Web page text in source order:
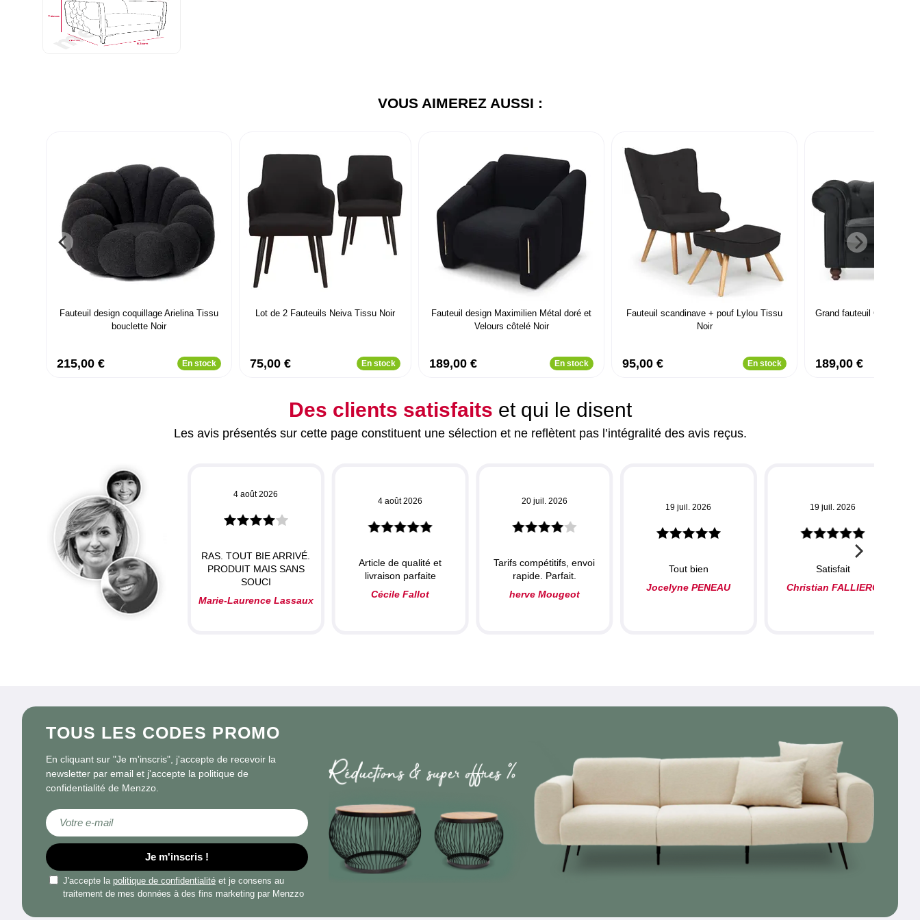
VOUS AIMEREZ AUSSI :
Fauteuil design coquillage Arielina Tissu
bouclette Noir
215,00 € En stock
Lot de 2 Fauteuils Neiva Tissu Noir
75,00 € En stock
Fauteuil design Maximilien Métal doré et
Velours côtelé Noir
189,00 € En stock
Fauteuil scandinave + pouf Lylou Tissu
Noir
95,00 € En stock
Grand fauteuil
189,00 €
Des clients satisfaits et qui le disent
Les avis présentés sur cette page constituent une sélection et ne reflètent pas l’intégralité des avis reçus.
4 août 2026
RAS. TOUT BIE ARRIVÉ.
PRODUIT MAIS SANS
SOUCI
Marie-Laurence Lassaux
4 août 2026
Article de qualité et
livraison parfaite
Cécile Fallot
20 juil. 2026
Tarifs compétitifs, envoi
rapide. Parfait.
herve Mougeot
19 juil. 2026
Tout bien
Jocelyne PENEAU
19 juil. 2026
Satisfait
Christian FALLIERO
TOUS LES CODES PROMO
En cliquant sur "Je m'inscris", j'accepte de recevoir la
newsletter par email et j'accepte la politique de
confidentialité de Menzzo.
Inscription à notre lettre d’information :
Je m'inscris !
J'accepte la politique de confidentialité et je consens au
traitement de mes données à des fins marketing par Menzzo